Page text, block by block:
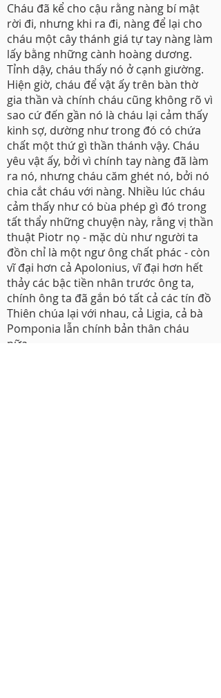
Cháu đã kể cho cậu rằng nàng bí mật
rời đi, nhưng khi ra đi, nàng để lại cho
cháu một cây thánh giá tự tay nàng làm
lấy bằng những cành hoàng dương.
Tỉnh dậy, cháu thấy nó ở cạnh giường.
Hiện giờ, cháu để vật ấy trên bàn thờ
gia thần và chính cháu cũng không rõ vì
sao cứ đến gần nó là cháu lại cảm thấy
kinh sợ, dường như trong đó có chứa
chất một thứ gì thần thánh vậy. Cháu
yêu vật ấy, bởi vì chính tay nàng đã làm
ra nó, nhưng cháu căm ghét nó, bởi nó
chia cắt cháu với nàng. Nhiều lúc cháu
cảm thấy như có bùa phép gì đó trong
tất thẩy những chuyện này, rằng vị thần
thuật Piotr nọ - mặc dù như người ta
đồn chỉ là một ngư ông chất phác - còn
vĩ đại hơn cả Apolonius, vĩ đại hơn hết
thảy các bậc tiền nhân trước ông ta,
chính ông ta đã gắn bó tất cả các tín đồ
Thiên chúa lại với nhau, cả Ligia, cả bà
Pomponia lẫn chính bản thân cháu
nữa.